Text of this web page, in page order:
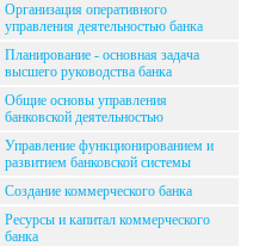
Организация оперативного
управления деятельностью банка
Планирование - основная задача
высшего руководства банка
Общие основы управления
банковской деятельностью
Управление функционированием и
развитием банковской системы
Создание коммерческого банка
Ресурсы и капитал коммерческого
банка